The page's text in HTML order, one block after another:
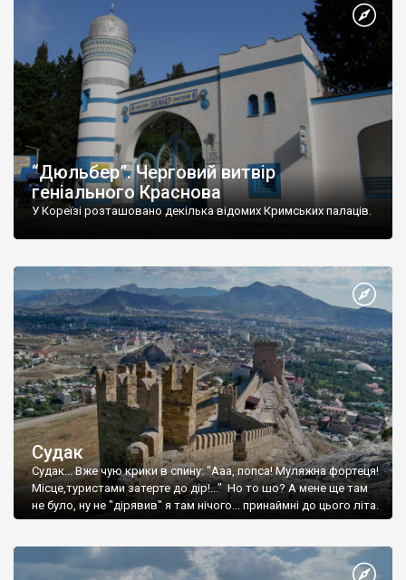
“Дюльбер”. Черговий витвір
геніального Краснова
У Кореїзі розташовано декілька відомих Кримських палаців.
Судак
Судак... Вже чую крики в спину: "Ааа, попса! Муляжна фортеця!
Місце,туристами затерте до дір!..." Но то шо? А мене ще там
не було, ну не "дірявив" я там нічого... принаймні до цього літа.